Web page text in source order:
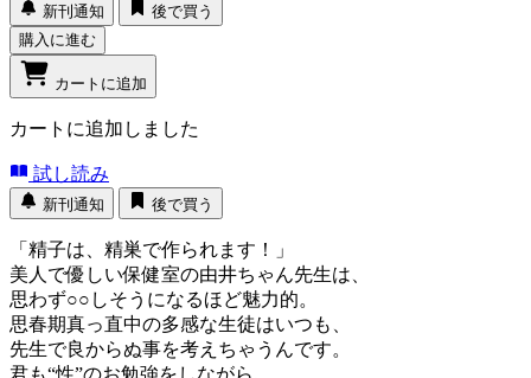
新刊通知
後で買う
購入に進む
カートに追加
カートに追加しました
試し読み
新刊通知 後で買う
「精子は、精巣で作られます！」
美人で優しい保健室の由井ちゃん先生は、
思わず○○しそうになるほど魅力的。
思春期真っ直中の多感な生徒はいつも、
先生で良からぬ事を考えちゃうんです。
君も“性”のお勉強をしながら、